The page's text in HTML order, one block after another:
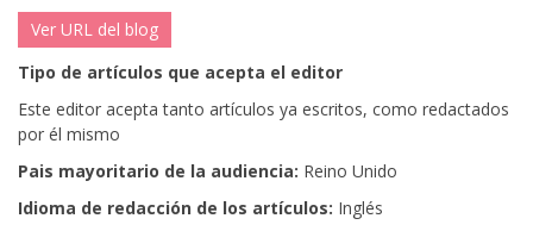
Ver URL del blog
Tipo de artículos que acepta el editor
Este editor acepta tanto artículos ya escritos, como redactados
por él mismo
Pais mayoritario de la audiencia: Reino Unido
Idioma de redacción de los artículos: Inglés